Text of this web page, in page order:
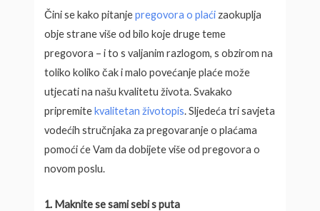
Čini se kako pitanjepregovora o plaći zaokuplja
obje strane više od bilo koje druge teme
pregovora – i to s valjanim razlogom, s obzirom na
toliko koliko čak i malo povećanje plaće može
utjecati na našu kvalitetu života. Svakako
pripremitekvalitetan životopis. Sljedeća tri savjeta
vodećih stručnjaka za pregovaranje o plaćama
pomoći će Vam da dobijete više od pregovora o
novom poslu.
1. Maknite se sami sebi s puta